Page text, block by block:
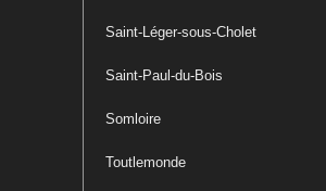
Saint-Léger-sous-Cholet
Saint-Paul-du-Bois
Somloire
Toutlemonde